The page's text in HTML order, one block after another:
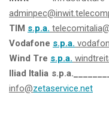
TIM s.p.a.
Vodafone s.p.a.
Wind Tre s.p.a.
Iliad Italia
info@zetaservice.net